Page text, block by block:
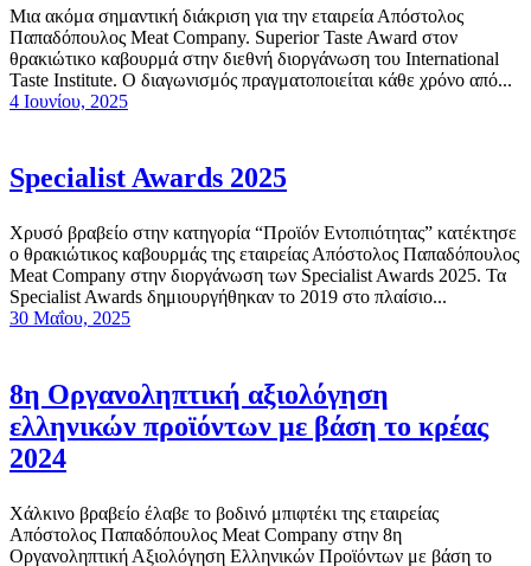
Μια ακόμα σημαντική διάκριση για την εταιρεία Απόστολος
Παπαδόπουλος Meat Company. Superior Taste Award στον
θρακιώτικο καβουρμά στην διεθνή διοργάνωση του International
Taste Institute. Ο διαγωνισμός πραγματοποιείται κάθε χρόνο από...
4 Ιουνίου, 2025
Specialist Awards 2025
Χρυσό βραβείο στην κατηγορία “Προϊόν Εντοπιότητας” κατέκτησε
ο θρακιώτικος καβουρμάς της εταιρείας Απόστολος Παπαδόπουλος
Meat Company στην διοργάνωση των Specialist Awards 2025. Τα
Specialist Awards δημιουργήθηκαν το 2019 στο πλαίσιο...
30 Μαΐου, 2025
8η Οργανοληπτική αξιολόγηση
ελληνικών προϊόντων με βάση το κρέας
2024
Χάλκινο βραβείο έλαβε το βοδινό μπιφτέκι της εταιρείας
Απόστολος Παπαδόπουλος Meat Company στην 8η
Οργανοληπτική Αξιολόγηση Ελληνικών Προϊόντων με βάση το